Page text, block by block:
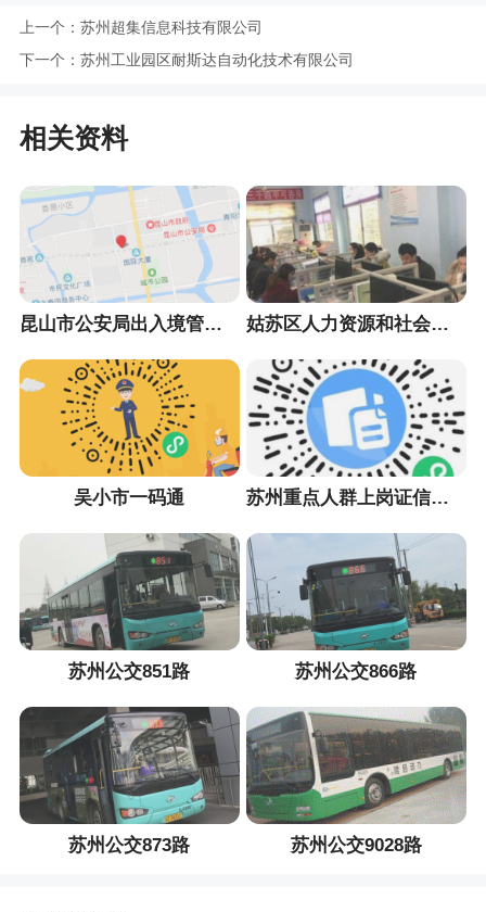
上一个： 苏州超集信息科技有限公司
下一个： 苏州工业园区耐斯达自动化技术有限公司
相关资料
昆山市公安局出入境管理大队 姑苏区人力资源和社会保障局
吴小市一码通 苏州重点人群上岗证信息采集小程序
苏州公交851路 苏州公交866路
苏州公交873路 苏州公交9028路